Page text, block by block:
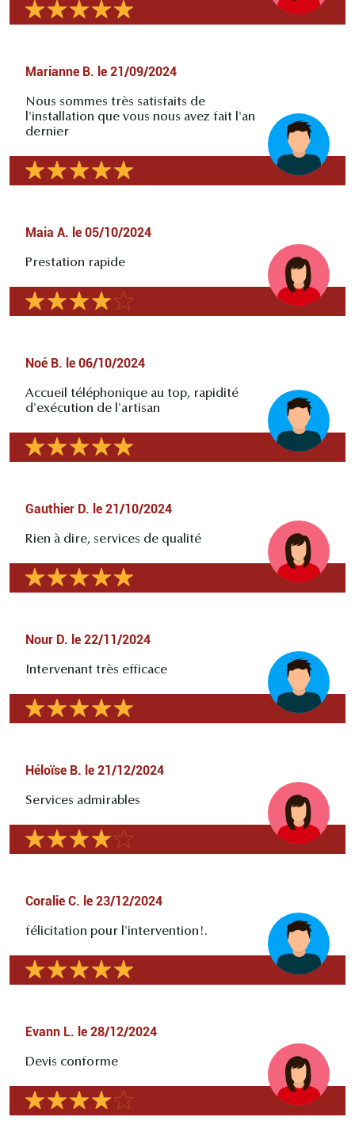
Marianne B. le 21/09/2024
Nous sommes très satisfaits de
l'installation que vous nous avez fait l'an
dernier
Maia A. le 05/10/2024
Prestation rapide
Noé B. le 06/10/2024
Accueil téléphonique au top, rapidité
d'exécution de l'artisan
Gauthier D. le 21/10/2024
Rien à dire, services de qualité
Nour D. le 22/11/2024
Intervenant très efficace
Héloïse B. le 21/12/2024
Services admirables
Coralie C. le 23/12/2024
félicitation pour l'intervention!.
Evann L. le 28/12/2024
Devis conforme